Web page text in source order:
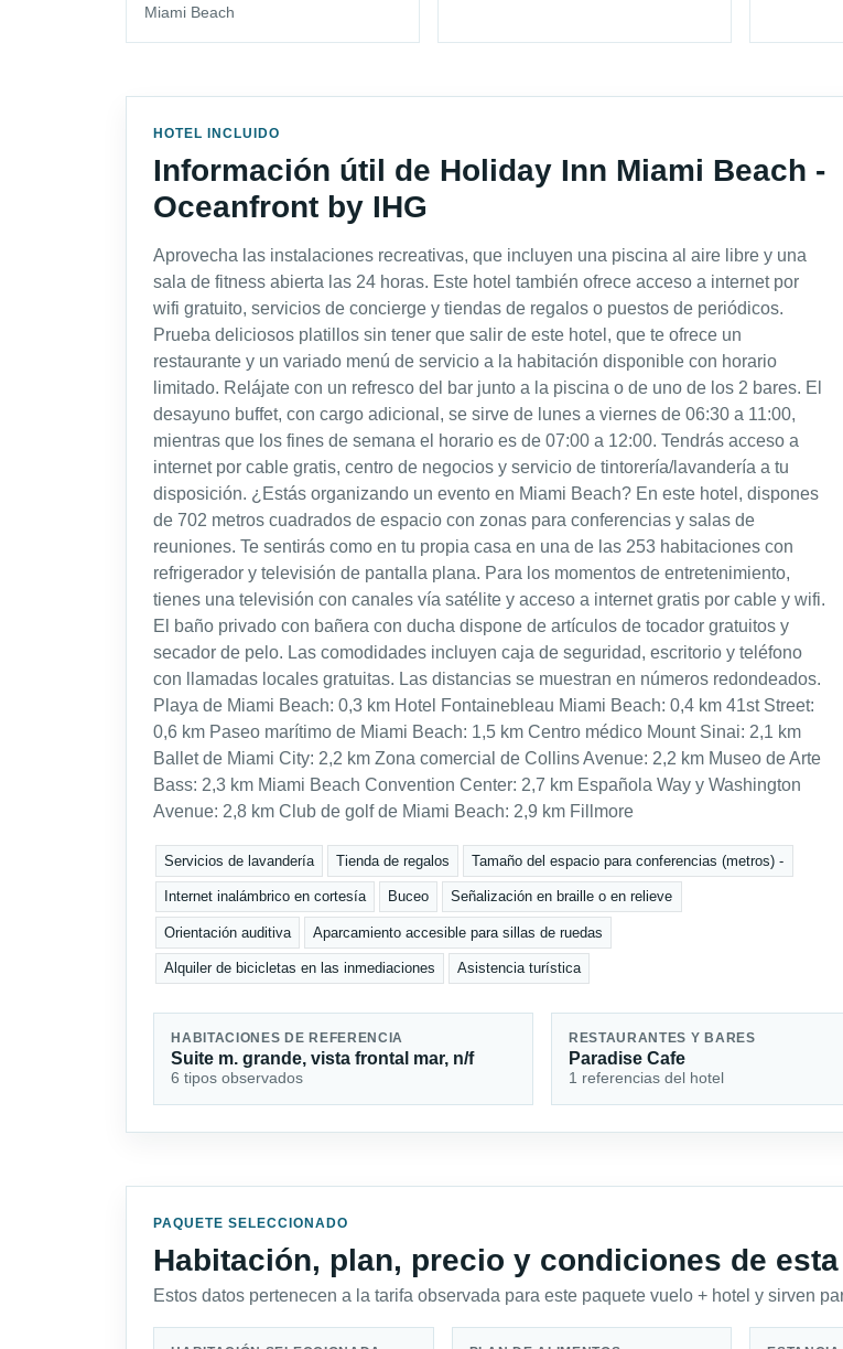
Miami Beach
HOTEL INCLUIDO
Información útil de Holiday Inn Miami Beach -
Oceanfront by IHG
Aprovecha las instalaciones recreativas, que incluyen una piscina al aire libre y una
sala de fitness abierta las 24 horas. Este hotel también ofrece acceso a internet por
wifi gratuito, servicios de concierge y tiendas de regalos o puestos de periódicos.
Prueba deliciosos platillos sin tener que salir de este hotel, que te ofrece un
restaurante y un variado menú de servicio a la habitación disponible con horario
limitado. Relájate con un refresco del bar junto a la piscina o de uno de los 2 bares. El
desayuno buffet, con cargo adicional, se sirve de lunes a viernes de 06:30 a 11:00,
mientras que los fines de semana el horario es de 07:00 a 12:00. Tendrás acceso a
internet por cable gratis, centro de negocios y servicio de tintorería/lavandería a tu
disposición. ¿Estás organizando un evento en Miami Beach? En este hotel, dispones
de 702 metros cuadrados de espacio con zonas para conferencias y salas de
reuniones. Te sentirás como en tu propia casa en una de las 253 habitaciones con
refrigerador y televisión de pantalla plana. Para los momentos de entretenimiento,
tienes una televisión con canales vía satélite y acceso a internet gratis por cable y wifi.
El baño privado con bañera con ducha dispone de artículos de tocador gratuitos y
secador de pelo. Las comodidades incluyen caja de seguridad, escritorio y teléfono
con llamadas locales gratuitas. Las distancias se muestran en números redondeados.
Playa de Miami Beach: 0,3 km Hotel Fontainebleau Miami Beach: 0,4 km 41st Street:
0,6 km Paseo marítimo de Miami Beach: 1,5 km Centro médico Mount Sinai: 2,1 km
Ballet de Miami City: 2,2 km Zona comercial de Collins Avenue: 2,2 km Museo de Arte
Bass: 2,3 km Miami Beach Convention Center: 2,7 km Española Way y Washington
Avenue: 2,8 km Club de golf de Miami Beach: 2,9 km Fillmore
Servicios de lavandería Tienda de regalos Tamaño del espacio para conferencias (metros) -
Internet inalámbrico en cortesía Buceo Señalización en braille o en relieve
Orientación auditiva Aparcamiento accesible para sillas de ruedas
Alquiler de bicicletas en las inmediaciones Asistencia turística
HABITACIONES DE REFERENCIA
Suite m. grande, vista frontal mar, n/f
6 tipos observados
RESTAURANTES Y BARES
Paradise Cafe
1 referencias del hotel
PAQUETE SELECCIONADO
Habitación, plan, precio y condiciones de
Estos datos pertenecen a la tarifa observada para este paquete vuelo + hotel y sirven